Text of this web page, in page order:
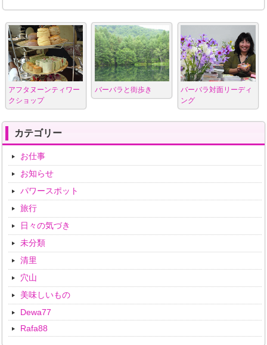
アフタヌーンティワー
クショップ
バーバラと街歩き
バーバラ対面リーディ
ング
カテゴリー
お仕事
お知らせ
パワースポット
旅行
日々の気づき
未分類
清里
穴山
美味しいもの
Dewa77
Rafa88